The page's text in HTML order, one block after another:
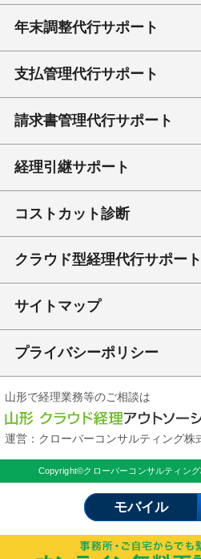
年末調整代行サポート
支払管理代行サポート
請求書管理代行サポート
経理引継サポート
コストカット診断
クラウド型経理代行サポート
サイトマップ
プライバシーポリシー
山形で経理業務等のご相談は
運営：クローバーコンサルティング株
Copyright©クローバーコンサルティン
モバイル